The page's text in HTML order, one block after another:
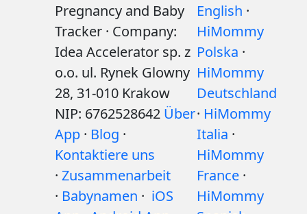
Pregnancy and Baby
Tracker · Company:
Idea Accelerator sp. z
o.o. ul. Rynek Glowny
28, 31-010 Krakow
NIP: 6762528642 Über
App · Blog ·
Kontaktiere uns
· Zusammenarbeit
· Babynamen · iOS
English ·
HiMommy
Polska ·
HiMommy
Deutschland
· HiMommy
Italia ·
HiMommy
France ·
HiMommy